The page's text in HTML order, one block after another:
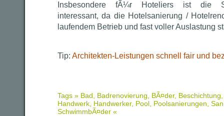
Insbesondere fÃ¼r Hoteliers ist die
interessant, da die Hotelsanierung /
laufendem Betrieb und fast voller Auslastung
Tip: Architekten-Leistungen schnell fair und
Tags » Bad Badrenovierung BÃ¤der, Beschichtung
Handwerk Handwerker, Pool Poolsanierungen
SchwimmbÃ¤der «